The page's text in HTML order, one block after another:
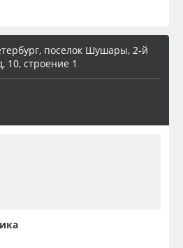
поселок Шушары, 2-й
10, строение 1